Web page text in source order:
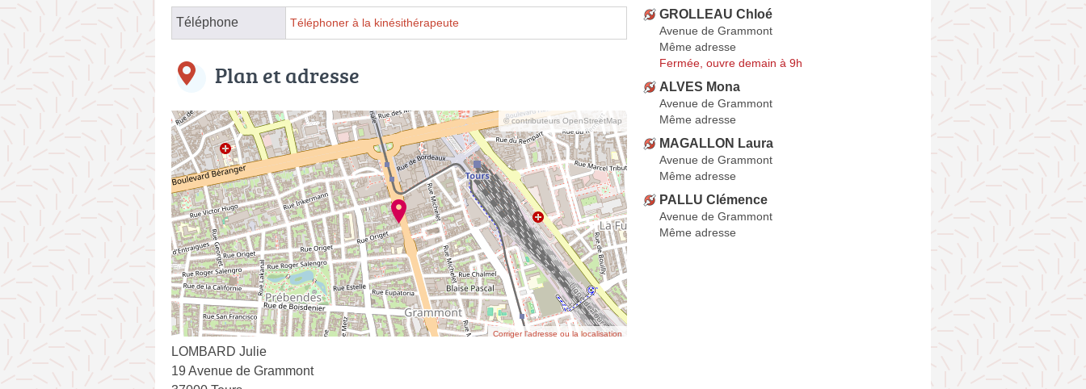
Téléphone Téléphoner à la kinésithérapeute
Plan et adresse
© contributeurs OpenStreetMap
Corriger l’adresse ou la localisation
LOMBARD Julie
19 Avenue de Grammont
GROLLEAU Chloé
Avenue de Grammont
Même adresse
Fermée, ouvre demain à 9h
ALVES Mona
Avenue de Grammont
Même adresse
MAGALLON Laura
Avenue de Grammont
Même adresse
PALLU Clémence
Avenue de Grammont
Même adresse